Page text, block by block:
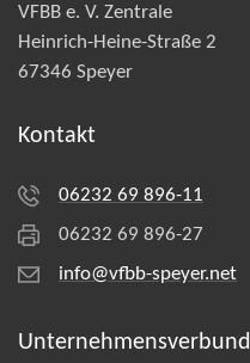
VFBB e. V. Zentrale
Heinrich-Heine-Straße 2
67346 Speyer
Kontakt
06232 69 896-11
06232 69 896-27
info@vfbb-speyer.net
Unternehmens­verbund